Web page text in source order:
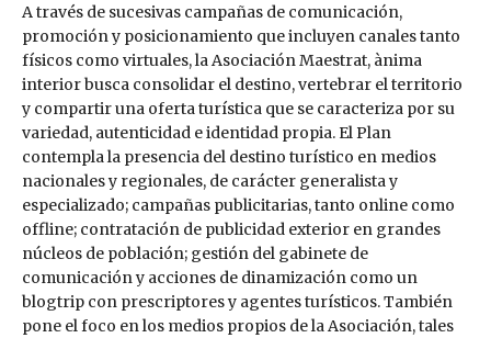
A través de sucesivas campañas de comunicación,
promoción y posicionamiento que incluyen canales tanto
físicos como virtuales, la Asociación Maestrat, ànima
interior busca consolidar el destino, vertebrar el territorio
y compartir una oferta turística que se caracteriza por su
variedad, autenticidad e identidad propia. El Plan
contempla la presencia del destino turístico en medios
nacionales y regionales, de carácter generalista y
especializado; campañas publicitarias, tanto online como
offline; contratación de publicidad exterior en grandes
núcleos de población; gestión del gabinete de
comunicación y acciones de dinamización como un
blogtrip con prescriptores y agentes turísticos. También
pone el foco en los medios propios de la Asociación, tales